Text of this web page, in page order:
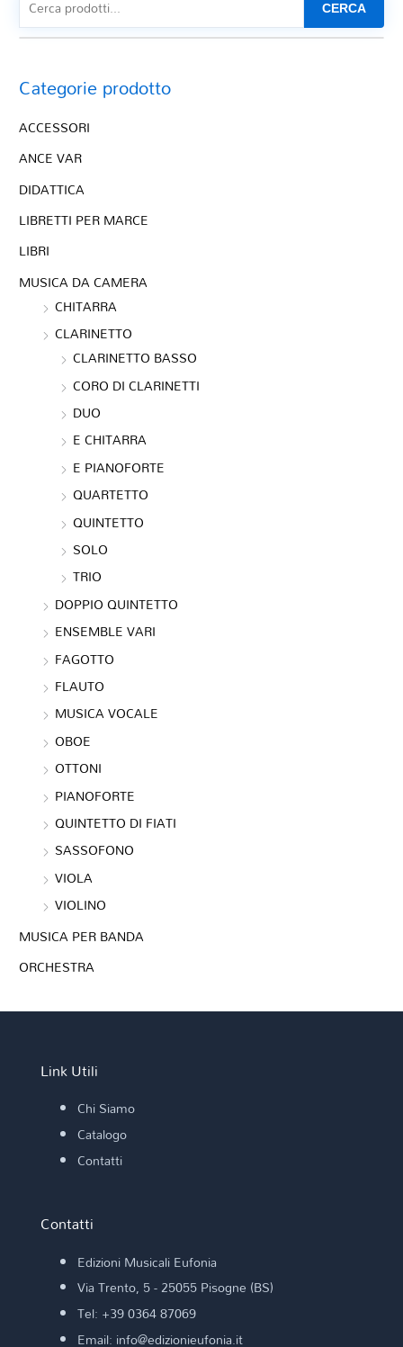
CERCA
Categorie prodotto
ACCESSORI
ANCE VAR
DIDATTICA
LIBRETTI PER MARCE
LIBRI
MUSICA DA CAMERA
CHITARRA
CLARINETTO
CLARINETTO BASSO
CORO DI CLARINETTI
DUO
E CHITARRA
E PIANOFORTE
QUARTETTO
QUINTETTO
SOLO
TRIO
DOPPIO QUINTETTO
ENSEMBLE VARI
FAGOTTO
FLAUTO
MUSICA VOCALE
OBOE
OTTONI
PIANOFORTE
QUINTETTO DI FIATI
SASSOFONO
VIOLA
VIOLINO
MUSICA PER BANDA
ORCHESTRA
Link Utili
Chi Siamo
Catalogo
Contatti
Contatti
Edizioni Musicali Eufonia
Via Trento, 5 - 25055 Pisogne (BS)
Tel: +39 0364 87069
Email: info@edizionieufonia.it